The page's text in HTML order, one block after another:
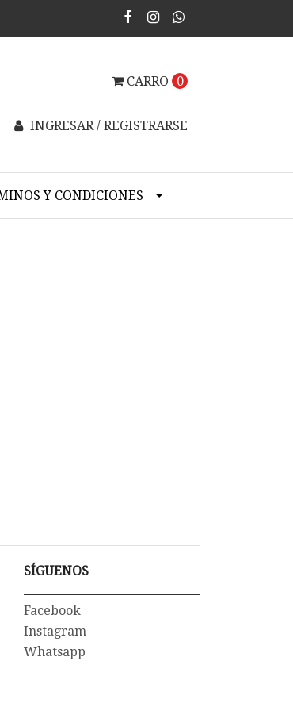
CARRO 0
INGRESAR / REGISTRARSE
Y CONDICIONES
SÍGUENOS
Facebook
Instagram
Whatsapp